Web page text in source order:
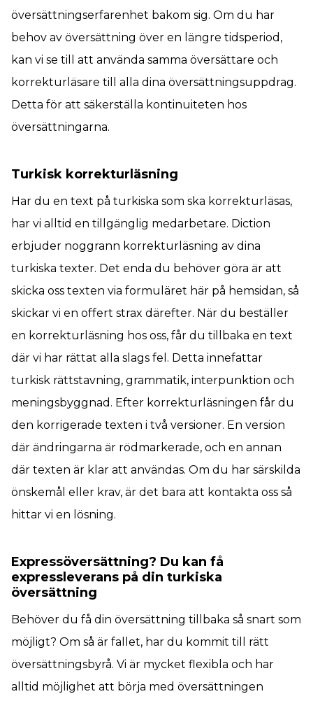
översättningserfarenhet bakom sig. Om du har
behov av översättning över en längre tidsperiod,
kan vi se till att använda samma översättare och
korrekturläsare till alla dina översättningsuppdrag.
Detta för att säkerställa kontinuiteten hos
översättningarna.
Turkisk korrekturläsning
Har du en text på turkiska som ska korrekturläsas,
har vi alltid en tillgänglig medarbetare. Diction
erbjuder noggrann korrekturläsning av dina
turkiska texter. Det enda du behöver göra är att
skicka oss texten via formuläret här på hemsidan, så
skickar vi en offert strax därefter. När du beställer
en korrekturläsning hos oss, får du tillbaka en text
där vi har rättat alla slags fel. Detta innefattar
turkisk rättstavning, grammatik, interpunktion och
meningsbyggnad. Efter korrekturläsningen får du
den korrigerade texten i två versioner. En version
där ändringarna är rödmarkerade, och en annan
där texten är klar att användas. Om du har särskilda
önskemål eller krav, är det bara att kontakta oss så
hittar vi en lösning.
Expressöversättning? Du kan få
expressleverans på din turkiska
översättning
Behöver du få din översättning tillbaka så snart som
möjligt? Om så är fallet, har du kommit till rätt
översättningsbyrå. Vi är mycket flexibla och har
alltid möjlighet att börja med översättningen